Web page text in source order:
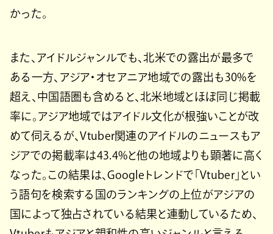
かった。
また、アイドルジャンルでも、北米での露出が最多で
ある一方、アジア・オセアニア地域での露出も30%を
超え、中国語圏も含めると、北米地域とほぼ同じ掲載
率に。アジア地域ではアイドル文化が根強いことが改
めて伺えるが、Vtuber関連のアイドルのニュースもア
ジアでの掲載率は43.4%と他の地域よりも顕著に高く
なった。この結果は、Googleトレンドで「Vtuber」とい
う語句を検索する国のランキングの上位がアジアの
国によって独占されている結果と連動しているため、